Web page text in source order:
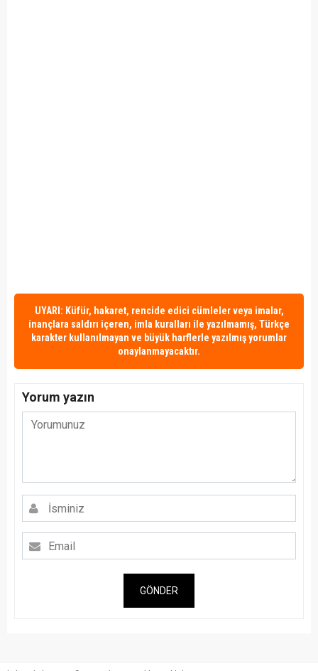
UYARI: Küfür, hakaret, rencide edici cümleler veya imalar,
inançlara saldırı içeren, imla kuralları ile yazılmamış, Türkçe
karakter kullanılmayan ve büyük harflerle yazılmış yorumlar
onaylanmayacaktır.
Yorum yazın
GÖNDER